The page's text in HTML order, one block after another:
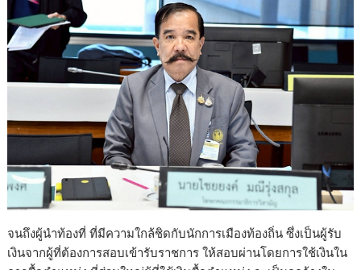
จนถึงผู้นำท้องที่ ที่มีความใกล้ชิดกับนักการเมืองท้องถิ่น ซึ่งเป็นผู้รับ
เงินจากผู้ที่ต้องการสอบเข้ารับราชการ ให้สอบผ่านโดยการใช้เงินใน